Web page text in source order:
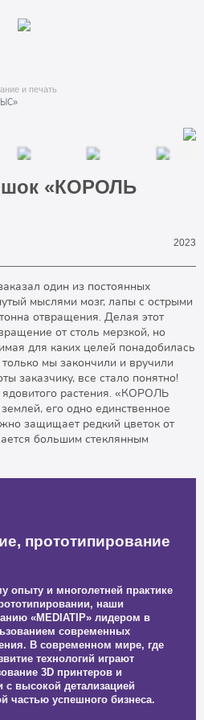
и печать
«КОРОЛЬ
2023
один из постоянных
мыслями мозг, лапы с острыми
отвращения. Делая этот
от столь мерзкой, но
для каких целей понадобилась
мы закончили и вручили
заказчику, все стало понятно!
растения. «КОРОЛЬ
его одно единственное
защищает редкий цветок от
большим стеклянным
прототипирование
опыту и многолетней практике
наши
«MEDIATIP» лидером в
современных
В современном мире, где
технологий играют
3D принтеров и
с высокой детализацией
частью успешного бизнеса.